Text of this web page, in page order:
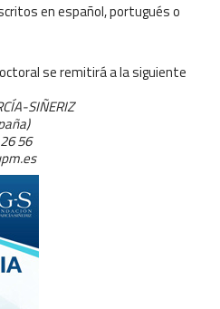
en español, portugués o
se remitirá a la siguiente
SIÑERIZ
56